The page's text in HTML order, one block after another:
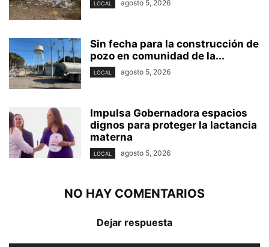
LOCAL agosto 5, 2026
Sin fecha para la construcción de
pozo en comunidad de la...
LOCAL agosto 5, 2026
Impulsa Gobernadora espacios
dignos para proteger la lactancia
materna
LOCAL agosto 5, 2026
NO HAY COMENTARIOS
Dejar respuesta